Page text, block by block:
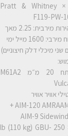
2 × Pratt & Whitney
F119-PW-
מירבית: 2.25 מאך
1600 מייל ימי
שני מיכלי דלק חיצוניים)
תותח 20 מ״מ M61A2
AIM-120 AMRAAM
AIM-9
8× 250 lb (110 kg) GBU-